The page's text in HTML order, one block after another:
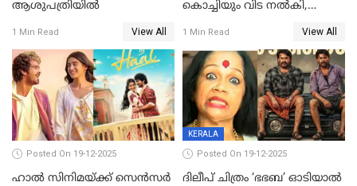
ആശുപത്രിയിൽ
1 Min Read View All
കൊച്ചിയും വിട നൽകി,
സംസ്കാരം നാളെ
1 Min Read View All
Posted On 19-12-2025
ഹാല്‍ സിനിമയ്ക്ക് സെന്‍സര്‍
KERALA
Posted On 19-12-2025
ദിലീപ് ചിത്രം ‘ഭഭബ’ ഓടിയാൽ